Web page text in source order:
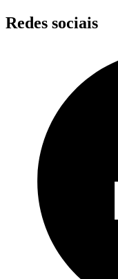
Skip
to
Redes sociais